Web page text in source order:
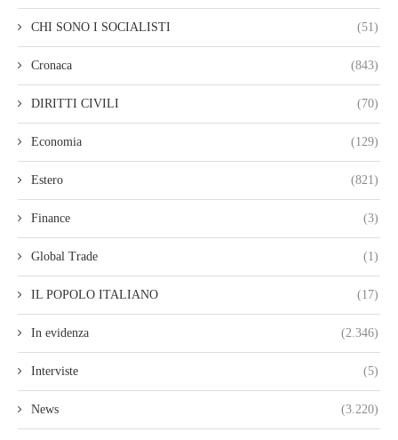
CHI SONO I SOCIALISTI (51)
Cronaca (843)
DIRITTI CIVILI (70)
Economia (129)
Estero (821)
Finance (3)
Global Trade (1)
IL POPOLO ITALIANO (17)
In evidenza (2.346)
Interviste (5)
News (3.220)